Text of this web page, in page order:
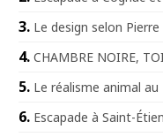
Le design selon
CHAMBRE NOIRE,
Le réalisme animal
Escapade à Saint-